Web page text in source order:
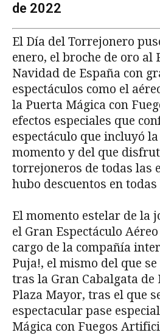
de 2022
El Día del Torrejonero
enero, el broche de oro al
Navidad de España con
espectáculos como el
la Puerta Mágica con
efectos especiales que
espectáculo que incluyó
momento y del que
torrejoneros de todas las
hubo descuentos en
El momento estelar de la
el Gran Espectáculo Aéreo
cargo de la compañía
Puja!, el mismo del que
tras la Gran Cabalgata de
Plaza Mayor, tras el que
espectacular pase
Mágica con Fuegos